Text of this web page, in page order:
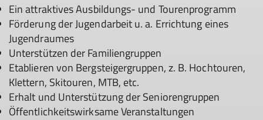
Ein attraktives Ausbildungs- und Tourenprogramm
Förderung der Jugendarbeit u. a. Errichtung eines
Jugendraumes
Unterstützen der Familiengruppen
Etablieren von Bergsteigergruppen, z. B. Hochtouren,
Klettern, Skitouren, MTB, etc.
Erhalt und Unterstützung der Seniorengruppen
Öffentlichkeitswirksame Veranstaltungen